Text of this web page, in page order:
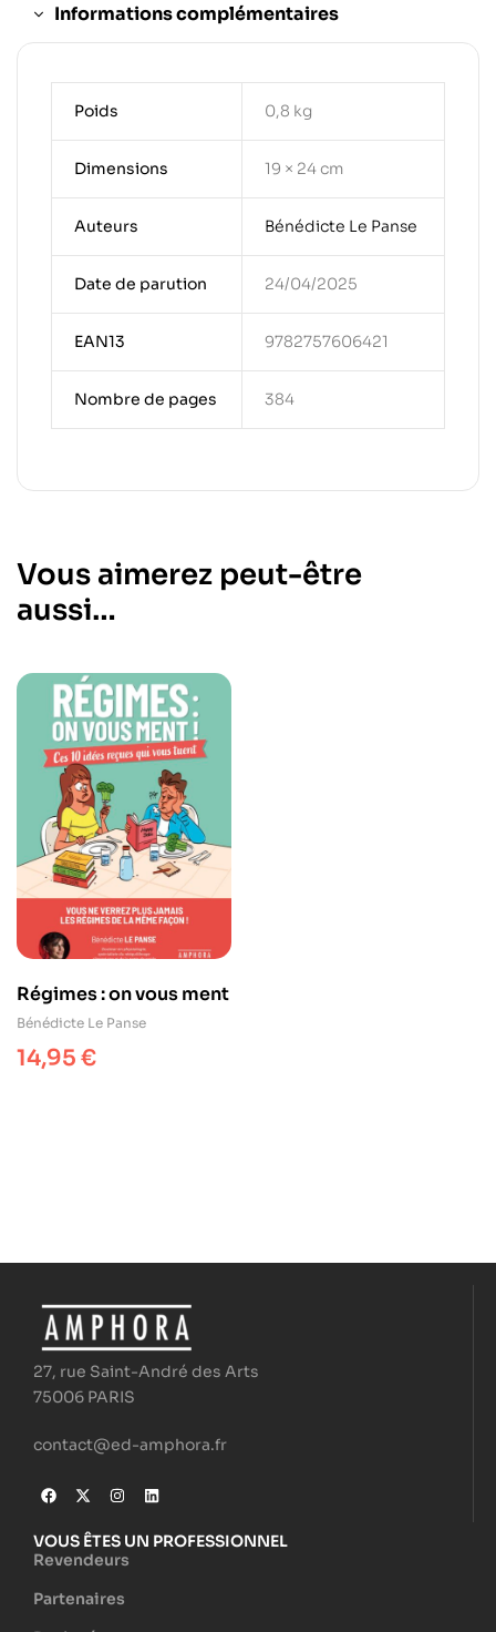
Informations complémentaires
Poids 0,8 kg
Dimensions 19 × 24 cm
Auteurs Bénédicte Le Panse
Date de parution 24/04/2025
EAN13 9782757606421
Nombre de pages 384
Vous aimerez peut-être
aussi…
Régimes : on vous ment
Bénédicte Le Panse
14,95 €
27, rue Saint-André des Arts
75006 PARIS
contact@ed-amphora.fr
VOUS ÊTES UN PROFESSIONNEL
Revendeurs
Partenaires